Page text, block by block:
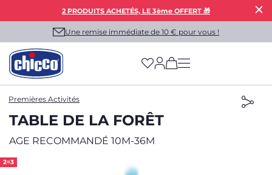
2 PRODUITS ACHETÉS, LE 3ème OFFERT 🎁
Une remise immédiate de 10 € pour vous !
(has more options
Premières Activités
TABLE DE LA FORÊT
AGE RECOMMANDÉ 10M-36M
2=3